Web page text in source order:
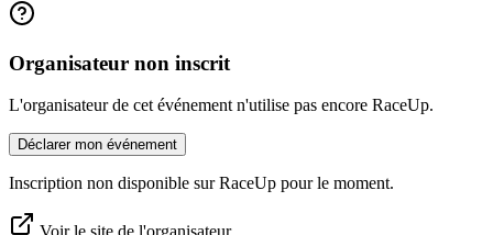
Organisateur non inscrit
L'organisateur de cet événement n'utilise pas encore RaceUp.
Déclarer mon événement
Inscription non disponible sur RaceUp pour le moment.